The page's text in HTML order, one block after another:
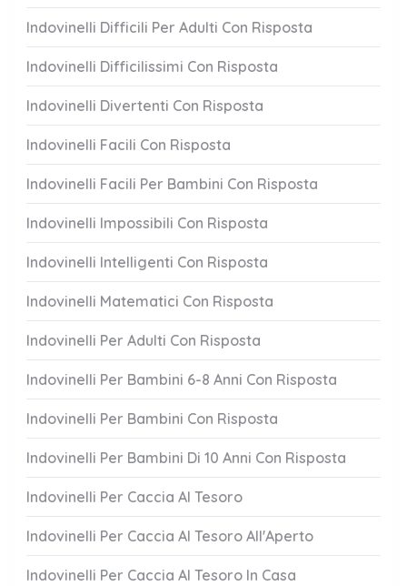
Indovinelli Difficili Per Adulti Con Risposta
Indovinelli Difficilissimi Con Risposta
Indovinelli Divertenti Con Risposta
Indovinelli Facili Con Risposta
Indovinelli Facili Per Bambini Con Risposta
Indovinelli Impossibili Con Risposta
Indovinelli Intelligenti Con Risposta
Indovinelli Matematici Con Risposta
Indovinelli Per Adulti Con Risposta
Indovinelli Per Bambini 6-8 Anni Con Risposta
Indovinelli Per Bambini Con Risposta
Indovinelli Per Bambini Di 10 Anni Con Risposta
Indovinelli Per Caccia Al Tesoro
Indovinelli Per Caccia Al Tesoro All'Aperto
Indovinelli Per Caccia Al Tesoro In Casa